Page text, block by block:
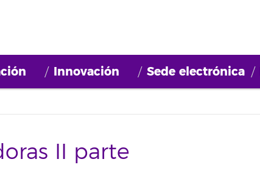
Innovación Sede electrónica
II parte